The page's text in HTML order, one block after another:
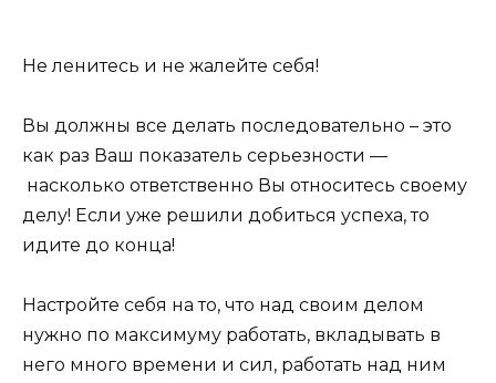
Не ленитесь и не жалейте себя!
Вы должны все делать последовательно – это
как раз Ваш показатель серьезности —
насколько ответственно Вы относитесь своему
делу! Если уже решили добиться успеха, то
идите до конца!
Настройте себя на то, что над своим делом
нужно по максимуму работать, вкладывать в
него много времени и сил, работать над ним